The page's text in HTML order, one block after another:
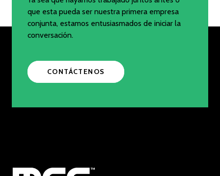
que esta pueda ser nuestra primera empresa
conjunta, estamos entusiasmados de iniciar la
conversación.
CONTÁCTENOS